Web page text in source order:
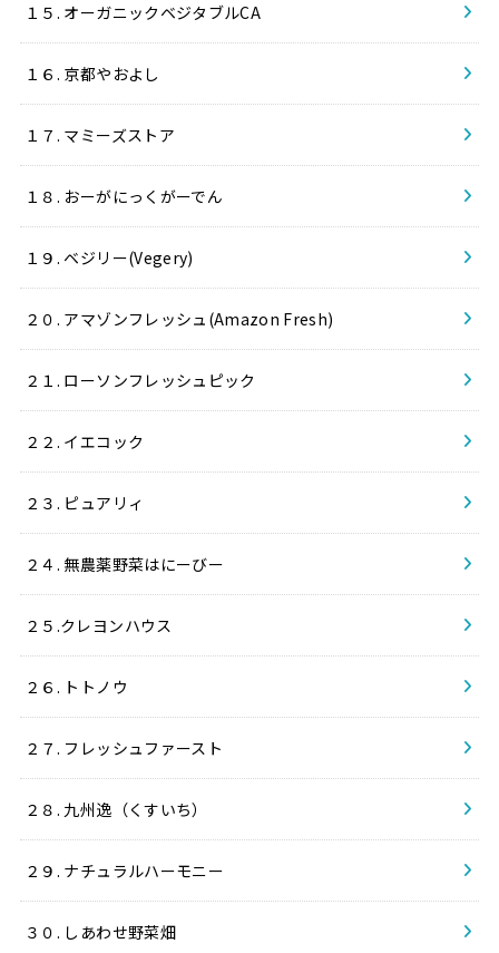
１５. オーガニックベジタブルCA
１６. 京都やおよし
１７. マミーズストア
１８. おーがにっくがーでん
１９. ベジリー(Vegery)
２０. アマゾンフレッシュ(Amazon Fresh)
２１. ローソンフレッシュピック
２２. イエコック
２３. ピュアリィ
２４. 無農薬野菜はにーびー
２５.クレヨンハウス
２６. トトノウ
２７. フレッシュファースト
２８. 九州逸（くすいち）
２９. ナチュラルハーモニー
３０. しあわせ野菜畑